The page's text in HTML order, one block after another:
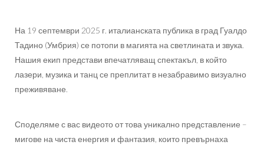
На 19 септември 2025 г. италианската публика в град Гуалдо
Тадино (Умбрия) се потопи в магията на светлината и звука.
Нашия екип представи впечатляващ спектакъл, в който
лазери, музика и танц се преплитат в незабравимо визуално
преживяване.
Споделяме с вас видеото от това уникално представление –
мигове на чиста енергия и фантазия, които превърнаха